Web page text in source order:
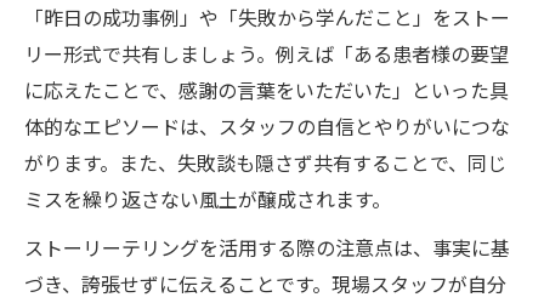
「昨日の成功事例」や「失敗から学んだこと」をストー
リー形式で共有しましょう。例えば「ある患者様の要望
に応えたことで、感謝の言葉をいただいた」といった具
体的なエピソードは、スタッフの自信とやりがいにつな
がります。また、失敗談も隠さず共有することで、同じ
ミスを繰り返さない風土が醸成されます。
ストーリーテリングを活用する際の注意点は、事実に基
づき、誇張せずに伝えることです。現場スタッフが自分